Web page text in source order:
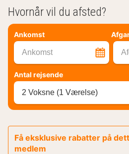
Hvornår vil du afsted?
Ankomst
Ankomst
Antal rejsende
2 Voksne (1 Værelse)
Få eksklusive rabatter på
medlem